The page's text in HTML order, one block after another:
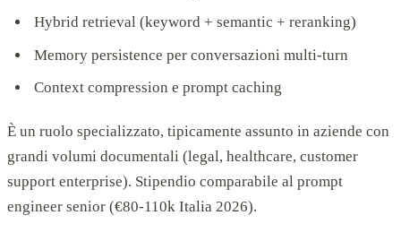
Hybrid retrieval (keyword + semantic + reranking)
Memory persistence per conversazioni multi-turn
Context compression e prompt caching
È un ruolo specializzato, tipicamente assunto in aziende con
grandi volumi documentali (legal, healthcare, customer
support enterprise). Stipendio comparabile al prompt
engineer senior (€80-110k Italia 2026).